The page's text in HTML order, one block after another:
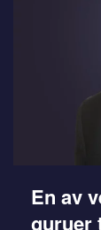
En av
guruer